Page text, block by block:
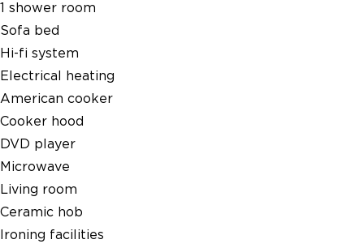
1 shower room
Sofa bed
Hi-fi system
Electrical heating
American cooker
Cooker hood
DVD player
Microwave
Living room
Ceramic hob
Ironing facilities